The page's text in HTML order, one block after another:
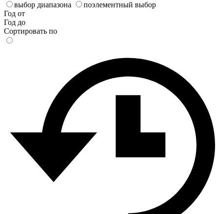
выбор диапазона
поэлементный выбор
Год от
Год до
Сортировать по